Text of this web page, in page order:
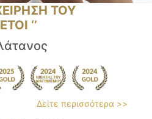
ΤΟΥ
‘’
Δείτε περισσότερα >>